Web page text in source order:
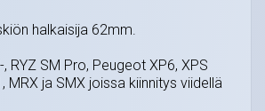
halkaisija 62mm.
RYZ SM Pro, Peugeot XP6, XPS
MRX ja SMX joissa kiinnitys viidellä